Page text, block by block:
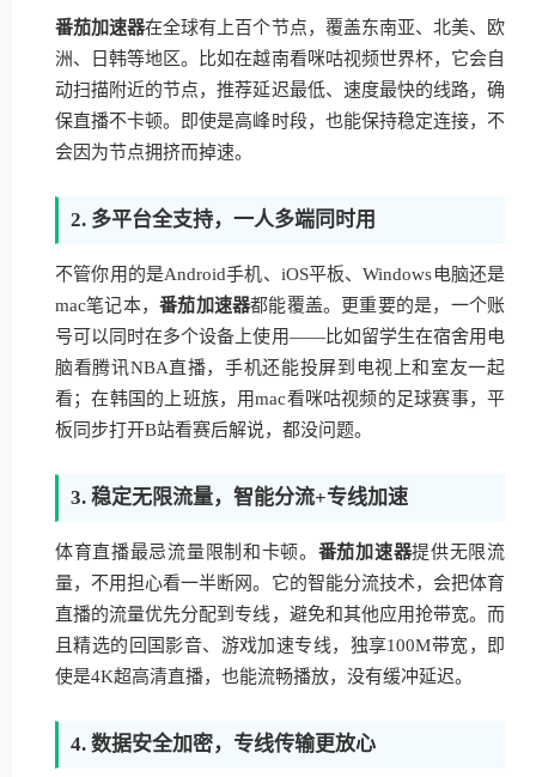
番茄加速器在全球有上百个节点，覆盖东南亚、北美、欧
洲、日韩等地区。比如在越南看咪咕视频世界杯，它会自
动扫描附近的节点，推荐延迟最低、速度最快的线路，确
保直播不卡顿。即使是高峰时段，也能保持稳定连接，不
会因为节点拥挤而掉速。
2. 多平台全支持，一人多端同时用
不管你用的是Android手机、iOS平板、Windows电脑还是
mac笔记本，番茄加速器都能覆盖。更重要的是，一个账
号可以同时在多个设备上使用——比如留学生在宿舍用电
脑看腾讯NBA直播，手机还能投屏到电视上和室友一起
看；在韩国的上班族，用mac看咪咕视频的足球赛事，平
板同步打开B站看赛后解说，都没问题。
3. 稳定无限流量，智能分流+专线加速
体育直播最忌流量限制和卡顿。 番茄加速器提供无限流
量，不用担心看一半断网。它的智能分流技术，会把体育
直播的流量优先分配到专线，避免和其他应用抢带宽。而
且精选的回国影音、游戏加速专线，独享100M带宽，即
使是4K超高清直播，也能流畅播放，没有缓冲延迟。
4. 数据安全加密，专线传输更放心